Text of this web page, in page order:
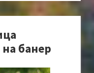
банер